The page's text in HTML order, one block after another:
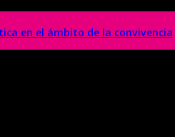
en el ámbito de la convivencia